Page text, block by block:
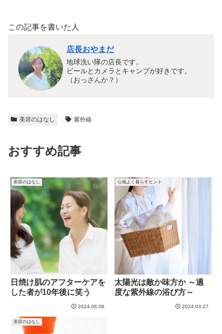
この記事を書いた人
店長おやまだ
地球洗い隊の店長です。
ビールとカメラとキャンプが好きです。
（おっさんか？）
美容のはなし 紫外線
おすすめ記事
美容のはなし
日焼け肌のアフターケアを
した者が10年後に笑う
2024.06.06
心地よく暮らすヒント
太陽光は敵か味方か ～適
度な紫外線の浴び方～
2024.03.27
美容のはなし